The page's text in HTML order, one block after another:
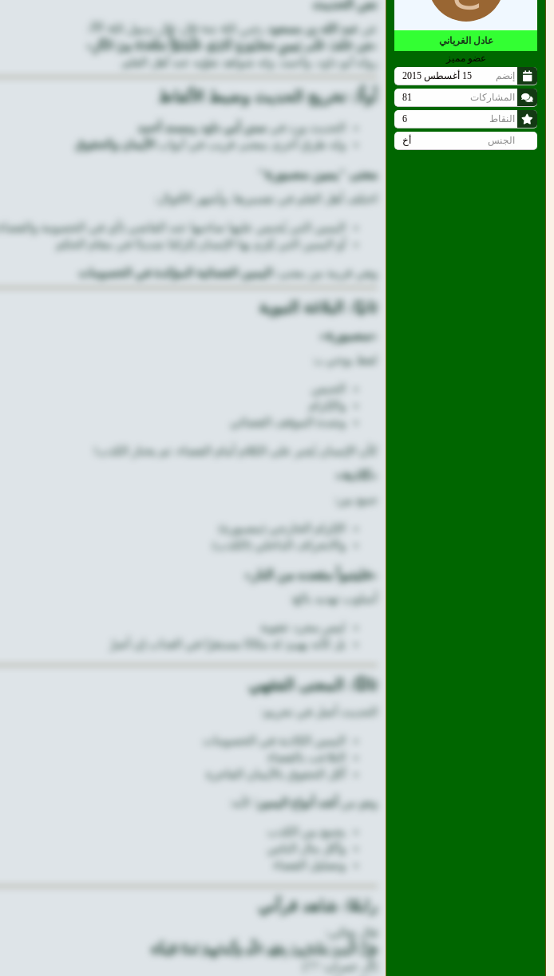
عادل الغرياني
عضو مميز
إنضم
15 أغسطس 2015
المشاركات
81
النقاط
6
الجنس
أخ
نص الحديث
عن عبد الله بن مسعود رضي الله عنه قال: قال رسول الله ﷺ:
«مَن حَلَفَ عَلَى يَمِينٍ مَصْبُورَةٍ كَاذِبَةٍ، فَلْيَتَبَوَّأْ مَقْعَدَهُ مِنَ النَّارِ»
رواه أبو داود، وأحمد، وله شواهد تقوّيه عند أهل العلم.
أولًا: تخريج الحديث وضبط الألفاظ
الحديث ورد في سنن أبي داود ومسند أحمد
وله طرق أخرى بمعنى قريب في أبواب
الأيمان والحقوق
معنى "يمين مصبورة"
اختلف أهل العلم في تفسيرها، وأشهر الأقوال:
اليمين التي يُحبس عليها صاحبها عند القاضي (أي في الخصومة والقضاء)
أو اليمين التي يُلزم بها الإنسان إلزامًا شديدًا في مقام الحكم
وهي قريبة من معنى: اليمين القضائية المؤكدة في الخصومات
ثانيًا: البلاغة النبوية
«مصبورة»
لفظ يوحي بـ:
الحبس
والإلزام
وشدة الموقف القضائي
كأن الإنسان يُجبر على الكلام أمام القضاء، ثم يختار الكذب!
«كاذبة»
جمع بين:
الإلزام الخارجي (مصبورة)
والانحراف الداخلي (الكذب)
«فليتبوأ مقعده من النار»
أسلوب تهديد بالغ:
ليس مجرد عقوبة
بل كأنه يهيئ له مكانًا مستقرًا في العذاب إن أصرّ
ثالثًا: المعنى الفقهي
الحديث أصل في تحريم:
اليمين الكاذبة في الخصومات
التلاعب بالقضاء
أكل الحقوق بالأيمان الفاجرة
وهو من أشد أنواع اليمين ؛ لأنه:
يجمع بين الكذب
وأكل مال الناس
وتضليل القضاء
رابعًا: شاهد قرآني
قال تعالى:
﴿إِنَّ الَّذِينَ يَشْتَرُونَ بِعَهْدِ اللَّهِ وَأَيْمَانِهِمْ ثَمَنًا قَلِيلًا﴾
[آل عمران: 77]